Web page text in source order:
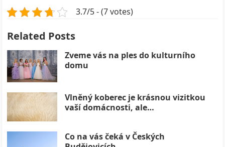
3.7/5 - (7 votes)
Related Posts
Zveme vás na ples do kulturního
domu
Vlněný koberec je krásnou vizitkou
vaší domácnosti, ale…
Co na vás čeká v Českých